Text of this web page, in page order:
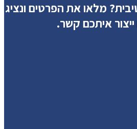
מלאו את הפרטים ונציג
איתכם קשר.